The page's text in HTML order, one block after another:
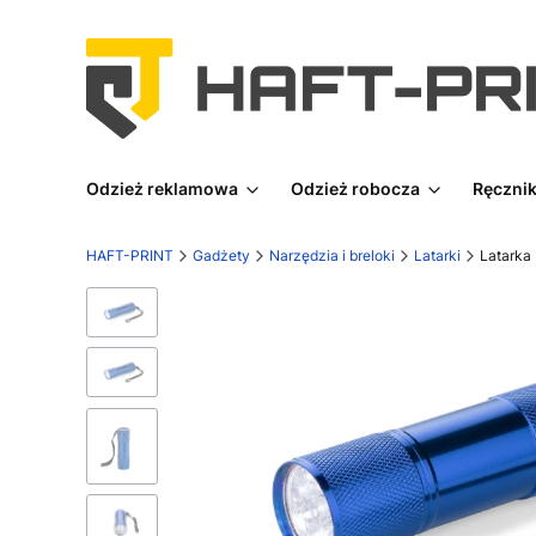
Odzież reklamowa Odzież robocza
HAFT-PRINT Gadżety Narzędzia i breloki Latarki Latarka